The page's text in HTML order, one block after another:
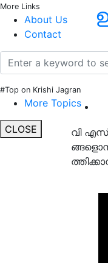
More Links
About Us
Contact
#Top on Krishi Jagran
More Topics
CLOSE
വി എസ്